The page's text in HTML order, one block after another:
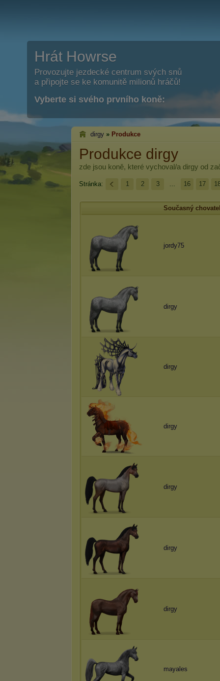
Hrát Howrse
Provozujte jezdecké centrum svých snů
a připojte se ke komunitě milionů hráčů!
Vyberte si svého prvního koně:
dirgy » Produkce
Produkce dirgy
zde jsou koně, které vychoval/a dirgy od
Stránka: 1 2 3 ... 16 17
Současný
jordy75
dirgy
dirgy
dirgy
dirgy
dirgy
dirgy
mayales